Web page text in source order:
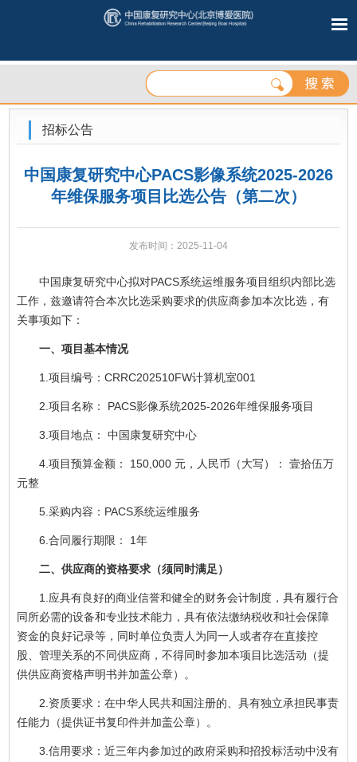
招标公告
中国康复研究中心PACS影像系统2025-2026
年维保服务项目比选公告（第二次）
发布时间：2025-11-04
中国康复研究中心拟对PACS系统运维服务项目组织内部比选
工作，兹邀请符合本次比选采购要求的供应商参加本次比选，有
关事项如下：
一、项目基本情况
1.项目编号：CRRC202510FW计算机室001
2.项目名称： PACS影像系统2025-2026年维保服务项目
3.项目地点： 中国康复研究中心
4.项目预算金额： 150,000 元，人民币（大写）： 壹拾伍万
元整
5.采购内容：PACS系统运维服务
6.合同履行期限： 1年
二、供应商的资格要求（须同时满足）
1.应具有良好的商业信誉和健全的财务会计制度，具有履行合
同所必需的设备和专业技术能力，具有依法缴纳税收和社会保障
资金的良好记录等，同时单位负责人为同一人或者存在直接控
股、管理关系的不同供应商，不得同时参加本项目比选活动（提
供供应商资格声明书并加盖公章）。
2.资质要求：在中华人民共和国注册的、具有独立承担民事责
任能力（提供证书复印件并加盖公章）。
3.信用要求：近三年内参加过的政府采购和招投标活动中没有